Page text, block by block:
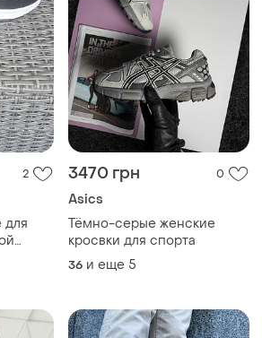
2
для
3470 грн 0
Asics
Тёмно-серые женские
кросвки для спорта
36 и еще 5